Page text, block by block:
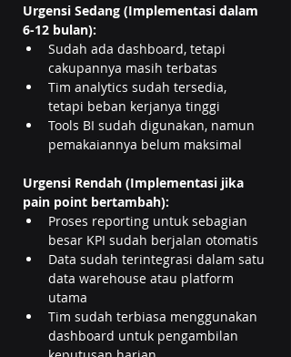
Urgensi Sedang (Implementasi dalam
6-12 bulan):
Sudah ada dashboard, tetapi
cakupannya masih terbatas
Tim analytics sudah tersedia,
tetapi beban kerjanya tinggi
Tools BI sudah digunakan, namun
pemakaiannya belum maksimal
Urgensi Rendah (Implementasi jika
pain point bertambah):
Proses reporting untuk sebagian
besar KPI sudah berjalan otomatis
Data sudah terintegrasi dalam satu
data warehouse atau platform
utama
Tim sudah terbiasa menggunakan
dashboard untuk pengambilan